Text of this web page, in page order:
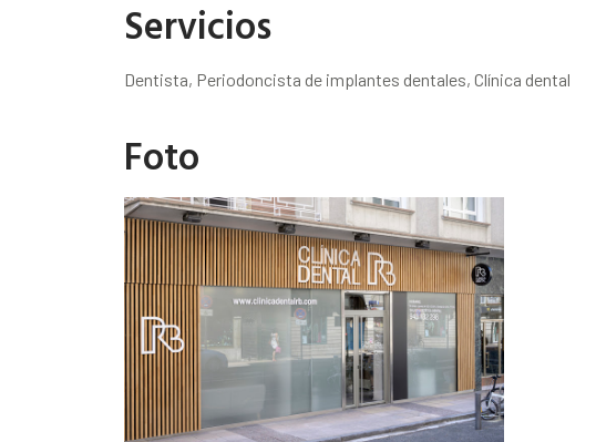
Servicios
Dentista, Periodoncista de implantes dentales, Clínica dental
Foto